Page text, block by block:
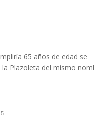
65 años de edad se
la Plazoleta del mismo